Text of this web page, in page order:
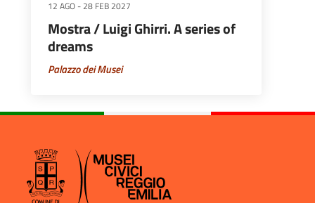
12 AGO -28 FEB 2027
Mostra / Luigi Ghirri. A series of
dreams
Palazzo dei Musei